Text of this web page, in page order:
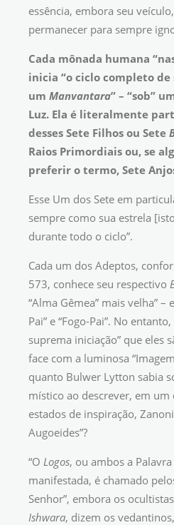
essência, embora seu
permanecer para sempre
Cada mônada humana
inicia “o ciclo completo de
um Manvantara” – “sob”
Luz. Ela é literalmente
desses Sete Filhos ou Sete
Raios Primordiais ou, se
preferir o termo, Sete
Esse Um dos Sete em
sempre como sua estrela
durante todo o ciclo”.
Cada um dos Adeptos,
573, conhece seu respectivo
“Alma Gêmea” mais velha” –
Pai” e “Fogo-Pai”. No
suprema iniciação” que eles
face com a luminosa
quanto Bulwer Lytton sabia
místico ao descrever, em um
estados de inspiração,
Augoeides”?
“O Logos, ou ambos a
manifestada, é chamado
Senhor”, embora os
Ishwara, dizem os